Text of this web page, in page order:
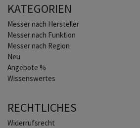
KATEGORIEN
Home
Messer nach Hersteller
Messer nach Funktion
Messer nach Region
Neu
Angebote %
Wissenswertes
RECHTLICHES
Widerrufs­recht